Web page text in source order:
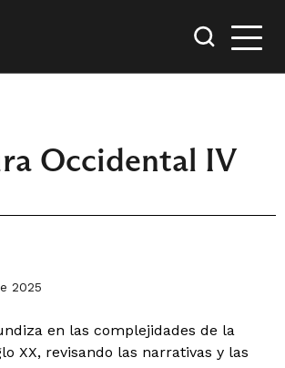
Occidental IV
2025
en las complejidades de la
XX, revisando las narrativas y las